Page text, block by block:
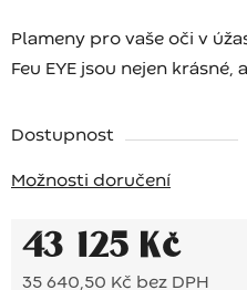
Plameny pro vaše oči v
Feu EYE jsou nejen krásné,
Dostupnost
Možnosti doručení
43 125 Kč
35 640,50 Kč bez DPH